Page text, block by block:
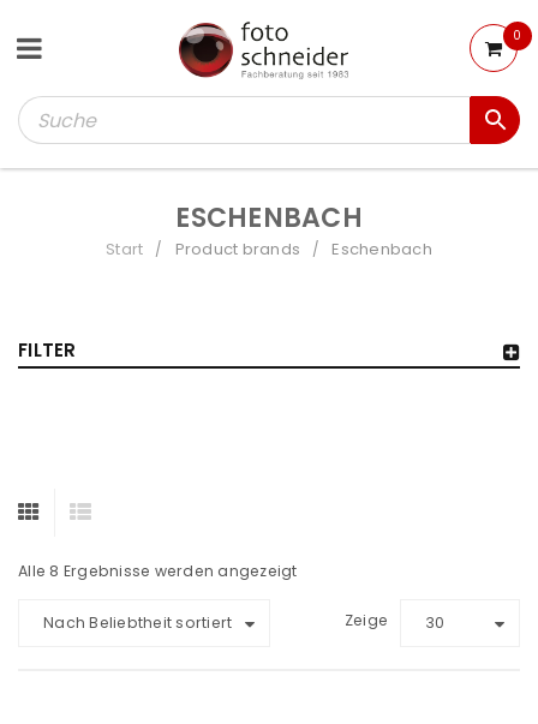
0
ESCHENBACH
Start / Product brands / Eschenbach
FILTER
Alle 8 Ergebnisse werden angezeigt
Nach Beliebtheit sortiert Zeige 30